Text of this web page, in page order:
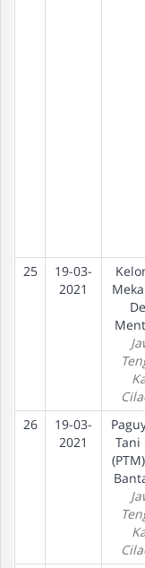
25
19-03-
2021
26
19-03-
2021
Tani